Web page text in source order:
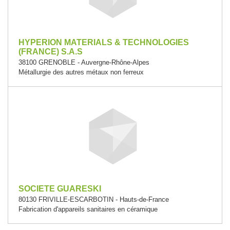
HYPERION MATERIALS & TECHNOLOGIES
(FRANCE) S.A.S
38100 GRENOBLE - Auvergne-Rhône-Alpes
Métallurgie des autres métaux non ferreux
SOCIETE GUARESKI
80130 FRIVILLE-ESCARBOTIN - Hauts-de-France
Fabrication d'appareils sanitaires en céramique